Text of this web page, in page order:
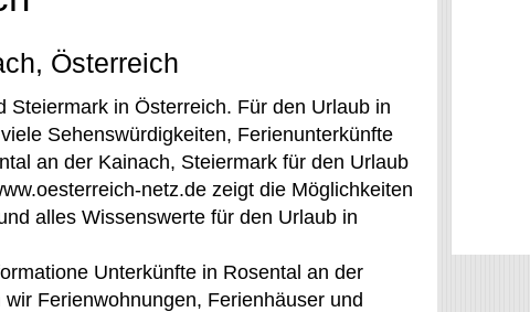
Österreich
in Österreich. Für den Urlaub in
Sehenswürdigkeiten, Ferienunterkünfte
an der Kainach, Steiermark für den Urlaub
netz.de zeigt die Möglichkeiten
alles Wissenswerte für den Urlaub in
Unterkünfte in Rosental an der
Ferienwohnungen, Ferienhäuser und